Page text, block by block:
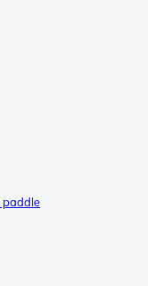
paddle